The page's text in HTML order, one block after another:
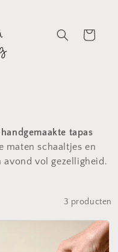
Winkelwagen
handgemaakte tapas
maten schaaltjes en
vol gezelligheid.
3 producten